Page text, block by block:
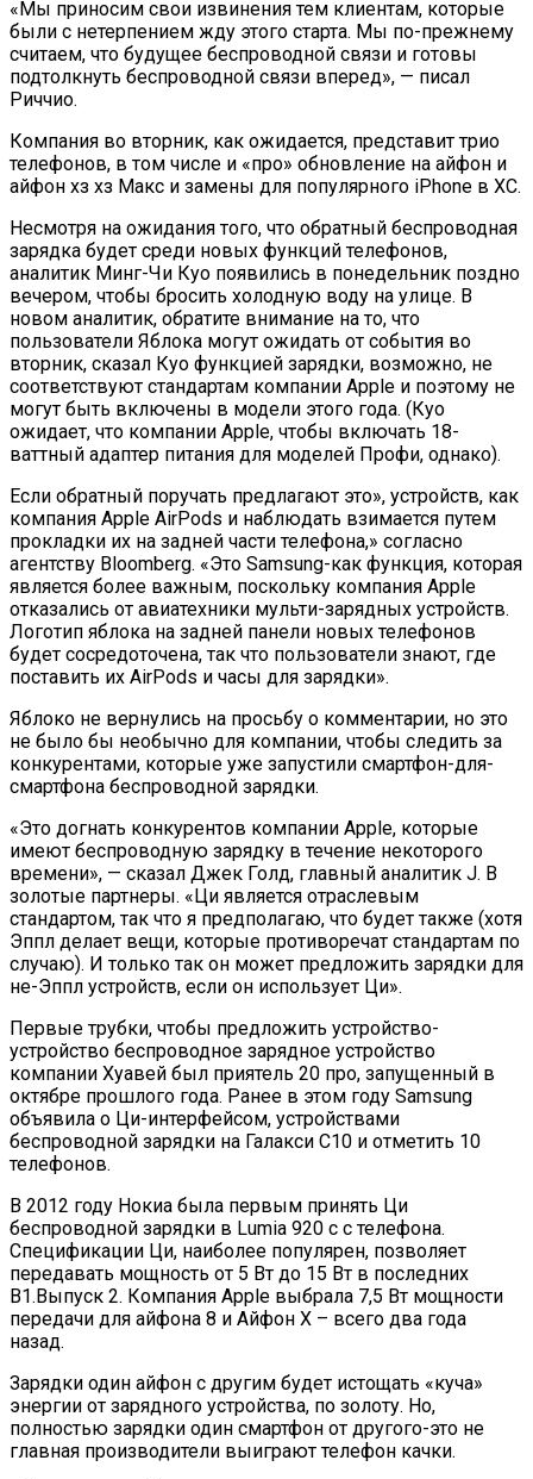
«Мы приносим свои извинения тем клиентам, которые
были с нетерпением жду этого старта. Мы по-прежнему
считаем, что будущее беспроводной связи и готовы
подтолкнуть беспроводной связи вперед», — писал
Риччио.
Компания во вторник, как ожидается, представит трио
телефонов, в том числе и «про» обновление на айфон и
айфон хз хз Макс и замены для популярного iPhone в ХС.
Несмотря на ожидания того, что обратный беспроводная
зарядка будет среди новых функций телефонов,
аналитик Минг-Чи Куо появились в понедельник поздно
вечером, чтобы бросить холодную воду на улице. В
новом аналитик, обратите внимание на то, что
пользователи Яблока могут ожидать от события во
вторник, сказал Куо функцией зарядки, возможно, не
соответствуют стандартам компании Apple и поэтому не
могут быть включены в модели этого года. (Куо
ожидает, что компании Apple, чтобы включать 18-
ваттный адаптер питания для моделей Профи, однако).
Если обратный поручать предлагают это», устройств, как
компания Apple AirPods и наблюдать взимается путем
прокладки их на задней части телефона,» согласно
агентству Bloomberg. «Это Samsung-как функция, которая
является более важным, поскольку компания Apple
отказались от авиатехники мульти-зарядных устройств.
Логотип яблока на задней панели новых телефонов
будет сосредоточена, так что пользователи знают, где
поставить их AirPods и часы для зарядки».
Яблоко не вернулись на просьбу о комментарии, но это
не было бы необычно для компании, чтобы следить за
конкурентами, которые уже запустили смартфон-для-
смартфона беспроводной зарядки.
«Это догнать конкурентов компании Apple, которые
имеют беспроводную зарядку в течение некоторого
времени», — сказал Джек Голд, главный аналитик J. В
золотые партнеры. «Ци является отраслевым
стандартом, так что я предполагаю, что будет также (хотя
Эппл делает вещи, которые противоречат стандартам по
случаю). И только так он может предложить зарядки для
не-Эппл устройств, если он использует Ци».
Первые трубки, чтобы предложить устройство-
устройство беспроводное зарядное устройство
компании Хуавей был приятель 20 про, запущенный в
октябре прошлого года. Ранее в этом году Samsung
объявила о Ци-интерфейсом, устройствами
беспроводной зарядки на Галакси С10 и отметить 10
телефонов.
В 2012 году Нокиа была первым принять Ци
беспроводной зарядки в Lumia 920 с с телефона.
Спецификации Ци, наиболее популярен, позволяет
передавать мощность от 5 Вт до 15 Вт в последних
В1.Выпуск 2. Компания Apple выбрала 7,5 Вт мощности
передачи для айфона 8 и Айфон Х – всего два года
назад.
Зарядки один айфон с другим будет истощать «куча»
энергии от зарядного устройства, по золоту. Но,
полностью зарядки один смартфон от другого-это не
главная производители выиграют телефон качки.